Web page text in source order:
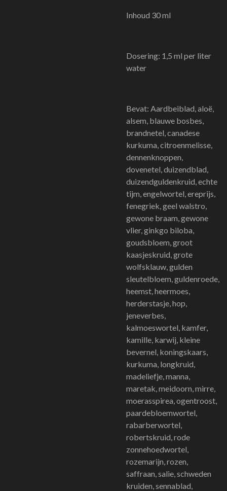
Inhoud 30 ml
Dosering: 1,5 ml per liter
water
Bevat: Aardbeiblad, aloë,
alsem, blauwe bosbes,
brandnetel, canadese
kurkuma, citroenmelisse,
dennenknoppen,
dovenetel, duizendblad,
duizendguldenkruid, echte
tijm, engelwortel, ereprijs,
fenegriek, geel walstro,
gewone braam, gewone
vlier, ginkgo biloba,
goudsbloem, groot
kaasjeskruid, grote
wolfsklauw, gulden
sleutelbloem, guldenroede,
heemst, heermoes,
herderstasje, hop,
jeneverbes,
kalmoeswortel, kamfer,
kamille, karwij, kleine
bevernel, koningskaars,
kurkuma, longkruid,
madeliefje, manna,
maretak, meidoorn, mirre,
moerasspirea, ogentroost,
paardebloemwortel,
rabarberwortel,
robertskruid, rode
zonnehoedwortel,
rozemarijn, rozen,
saffraan, salie, schweden
kruiden, sennablad,